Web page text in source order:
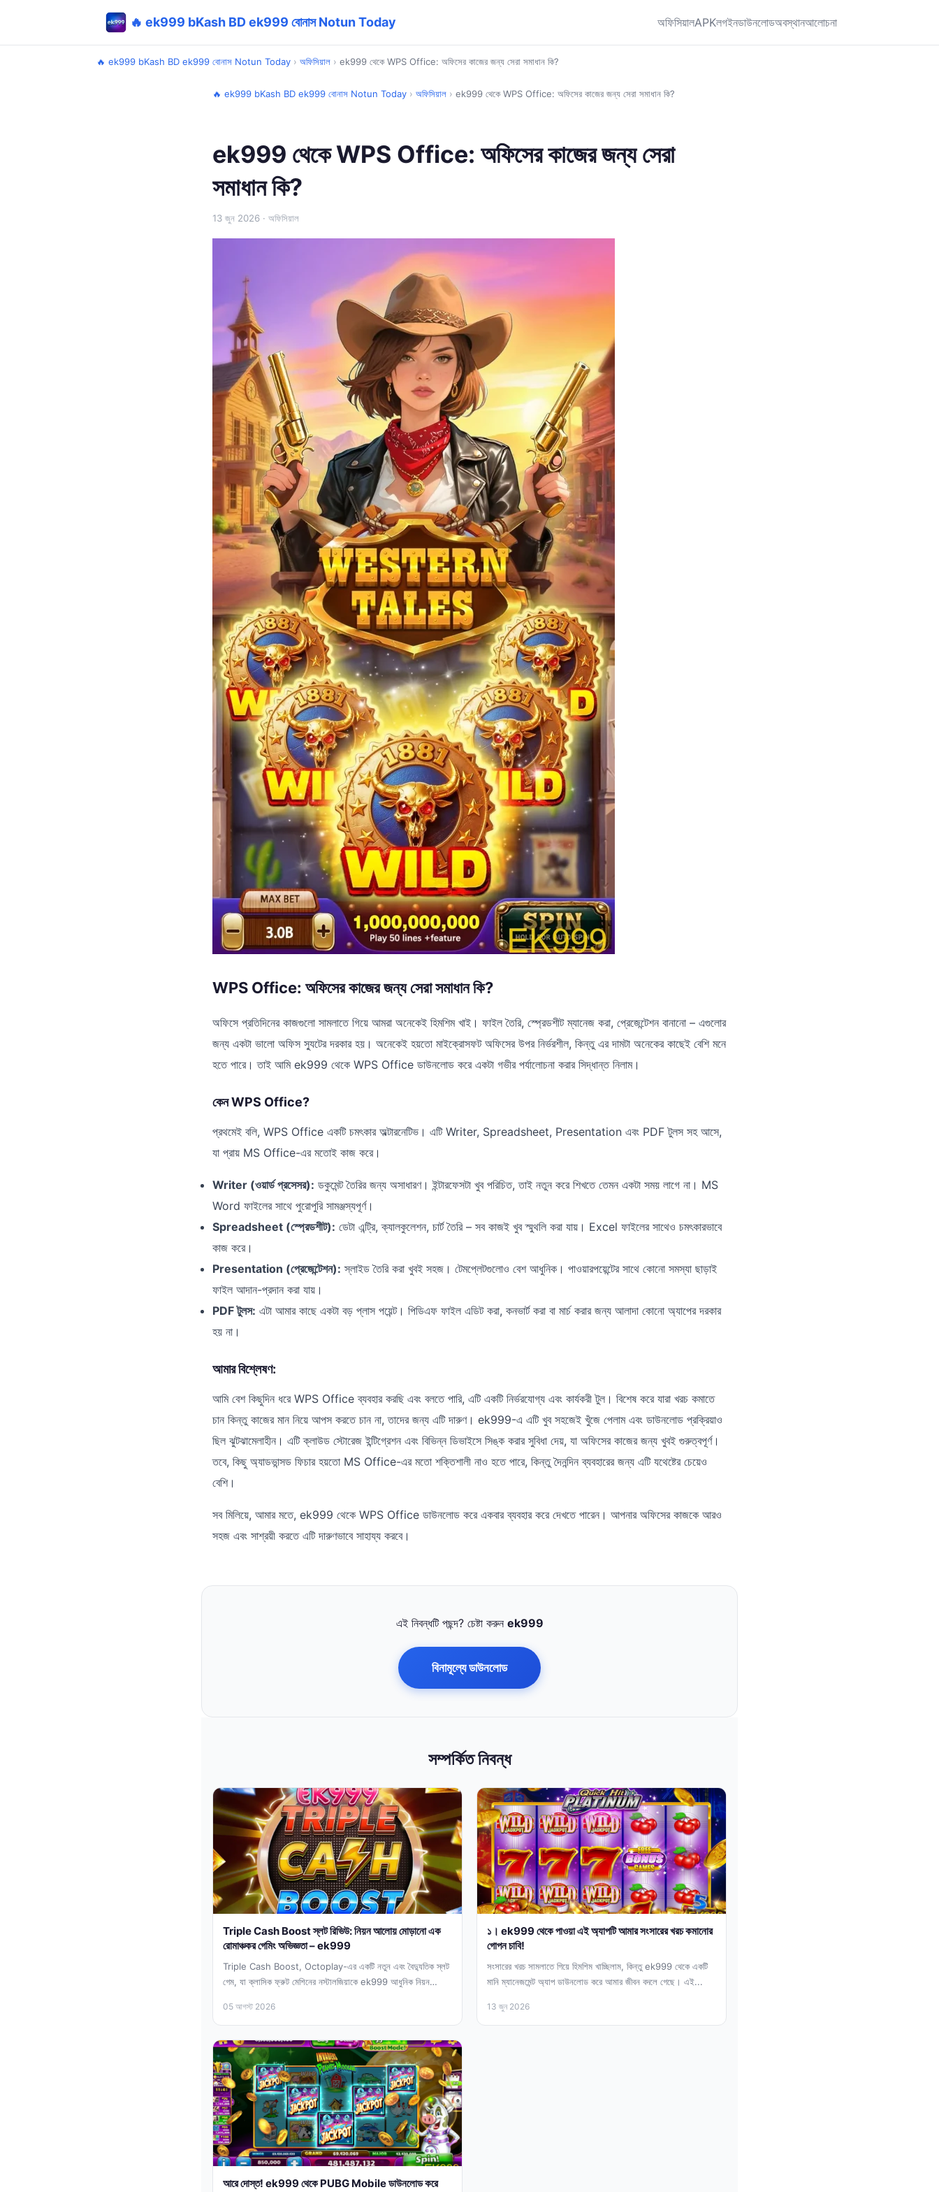
🔥 ek999 bKash BD ek999 বোনাস Notun Today অফিসিয়ালAPKলগইনডাউনলোডঅবস্থানআলোচনা
🔥 ek999 bKash BD ek999 বোনাস Notun Today › অফিসিয়াল › ek999 থেকে WPS Office: অফিসের কাজের জন্য সেরা সমাধান কি?
🔥 ek999 bKash BD ek999 বোনাস Notun Today › অফিসিয়াল › ek999 থেকে WPS Office: অফিসের কাজের জন্য সেরা সমাধান কি?
ek999 থেকে WPS Office: অফিসের কাজের জন্য সেরা
সমাধান কি?
13 জুন 2026 · অফিসিয়াল
WPS Office: অফিসের কাজের জন্য সেরা সমাধান কি?
অফিসে প্রতিদিনের কাজগুলো সামলাতে গিয়ে আমরা অনেকেই হিমশিম খাই। ফাইল তৈরি, স্প্রেডশীট ম্যানেজ করা, প্রেজেন্টেশন বানানো – এগুলোর
জন্য একটা ভালো অফিস স্যুটের দরকার হয়। অনেকেই হয়তো মাইক্রোসফট অফিসের উপর নির্ভরশীল, কিন্তু এর দামটা অনেকের কাছেই বেশি মনে
হতে পারে। তাই আমি ek999 থেকে WPS Office ডাউনলোড করে একটা গভীর পর্যালোচনা করার সিদ্ধান্ত নিলাম।
কেন WPS Office?
প্রথমেই বলি, WPS Office একটি চমৎকার অল্টারনেটিভ। এটি Writer, Spreadsheet, Presentation এবং PDF টুলস সহ আসে,
যা প্রায় MS Office-এর মতোই কাজ করে।
Writer (ওয়ার্ড প্রসেসর): ডকুমেন্ট তৈরির জন্য অসাধারণ। ইন্টারফেসটা খুব পরিচিত, তাই নতুন করে শিখতে তেমন একটা সময় লাগে না। MS
Word ফাইলের সাথে পুরোপুরি সামঞ্জস্যপূর্ণ।
Spreadsheet (স্প্রেডশীট): ডেটা এন্ট্রি, ক্যালকুলেশন, চার্ট তৈরি – সব কাজই খুব স্মুথলি করা যায়। Excel ফাইলের সাথেও চমৎকারভাবে
কাজ করে।
Presentation (প্রেজেন্টেশন): স্লাইড তৈরি করা খুবই সহজ। টেমপ্লেটগুলোও বেশ আধুনিক। পাওয়ারপয়েন্টের সাথে কোনো সমস্যা ছাড়াই
ফাইল আদান-প্রদান করা যায়।
PDF টুলস: এটা আমার কাছে একটা বড় প্লাস পয়েন্ট। পিডিএফ ফাইল এডিট করা, কনভার্ট করা বা মার্চ করার জন্য আলাদা কোনো অ্যাপের দরকার
হয় না।
আমার বিশ্লেষণ:
আমি বেশ কিছুদিন ধরে WPS Office ব্যবহার করছি এবং বলতে পারি, এটি একটি নির্ভরযোগ্য এবং কার্যকরী টুল। বিশেষ করে যারা খরচ কমাতে
চান কিন্তু কাজের মান নিয়ে আপস করতে চান না, তাদের জন্য এটি দারুণ। ek999-এ এটি খুব সহজেই খুঁজে পেলাম এবং ডাউনলোড প্রক্রিয়াও
ছিল ঝুটঝামেলাহীন। এটি ক্লাউড স্টোরেজ ইন্টিগ্রেশন এবং বিভিন্ন ডিভাইসে সিঙ্ক করার সুবিধা দেয়, যা অফিসের কাজের জন্য খুবই গুরুত্বপূর্ণ।
তবে, কিছু অ্যাডভান্সড ফিচার হয়তো MS Office-এর মতো শক্তিশালী নাও হতে পারে, কিন্তু দৈনন্দিন ব্যবহারের জন্য এটি যথেষ্টের চেয়েও
বেশি।
সব মিলিয়ে, আমার মতে, ek999 থেকে WPS Office ডাউনলোড করে একবার ব্যবহার করে দেখতে পারেন। আপনার অফিসের কাজকে আরও
সহজ এবং সাশ্রয়ী করতে এটি দারুণভাবে সাহায্য করবে।
এই নিবন্ধটি পছন্দ? চেষ্টা করুন ek999
বিনামূল্যে ডাউনলোড
সম্পর্কিত নিবন্ধ
Triple Cash Boost স্লট রিভিউ: নিয়ন আলোয় মোড়ানো এক
রোমাঞ্চকর গেমিং অভিজ্ঞতা – ek999
Triple Cash Boost, Octoplay-এর একটি নতুন এবং বৈদ্যুতিক স্লট
গেম, যা ক্লাসিক ফ্রুট মেশিনের নস্টালজিয়াকে ek999 আধুনিক নিয়ন
05 আগস্ট 2026
১। ek999 থেকে পাওয়া এই অ্যাপটি আমার সংসারের খরচ কমানোর
গোপন চাবি!
সংসারের খরচ সামলাতে গিয়ে হিমশিম খাচ্ছিলাম, কিন্তু ek999 থেকে একটি
মানি ম্যানেজমেন্ট অ্যাপ ডাউনলোড করে আমার জীবন বদলে গেছে। এই...
13 জুন 2026
আরে দোস্ত! ek999 থেকে PUBG Mobile ডাউনলোড করে